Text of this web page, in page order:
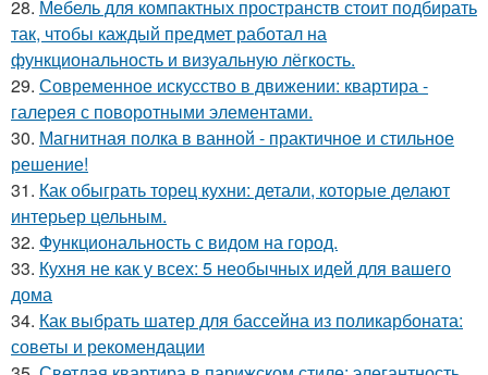
28. Мебель для компактных пространств стоит подбирать
так, чтобы каждый предмет работал на
функциональность и визуальную лёгкость.
29. Современное искусство в движении: квартира -
галерея с поворотными элементами.
30. Магнитная полка в ванной - практичное и стильное
решение!
31. Как обыграть торец кухни: детали, которые делают
интерьер цельным.
32. Функциональность с видом на город.
33. Кухня не как у всех: 5 необычных идей для вашего
дома
34. Как выбрать шатер для бассейна из поликарбоната:
советы и рекомендации